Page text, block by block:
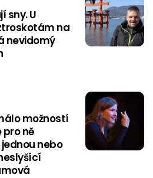
sny. U
na
nevidomý
možností
pro ně
nebo